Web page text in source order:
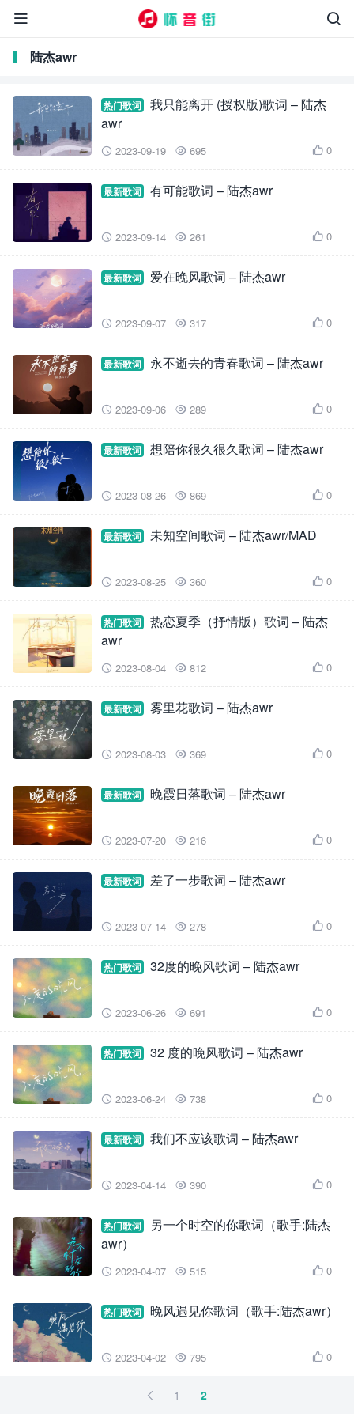


陆杰awr
热门歌词
我只能离开 (授权版)歌词 – 陆杰
awr
 2023-09-19  695  0
最新歌词 有可能歌词 – 陆杰awr
 2023-09-14  261  0
最新歌词 爱在晚风歌词 – 陆杰awr
 2023-09-07  317  0
最新歌词 永不逝去的青春歌词 – 陆杰awr
 2023-09-06  289  0
最新歌词 想陪你很久很久歌词 – 陆杰awr
 2023-08-26  869  0
最新歌词 未知空间歌词 – 陆杰awr/MAD
 2023-08-25  360  0
热门歌词
热恋夏季（抒情版）歌词 – 陆杰
awr
 2023-08-04  812  0
最新歌词 雾里花歌词 – 陆杰awr
 2023-08-03  369  0
最新歌词 晚霞日落歌词 – 陆杰awr
 2023-07-20  216  0
最新歌词 差了一步歌词 – 陆杰awr
 2023-07-14  278  0
热门歌词 32度的晚风歌词 – 陆杰awr
 2023-06-26  691  0
热门歌词 32 度的晚风歌词 – 陆杰awr
 2023-06-24  738  0
最新歌词 我们不应该歌词 – 陆杰awr
 2023-04-14  390  0
热门歌词
另一个时空的你歌词（歌手:陆杰
awr）
 2023-04-07  515  0
热门歌词 晚风遇见你歌词（歌手:陆杰awr）
 2023-04-02  795  0
 1 2